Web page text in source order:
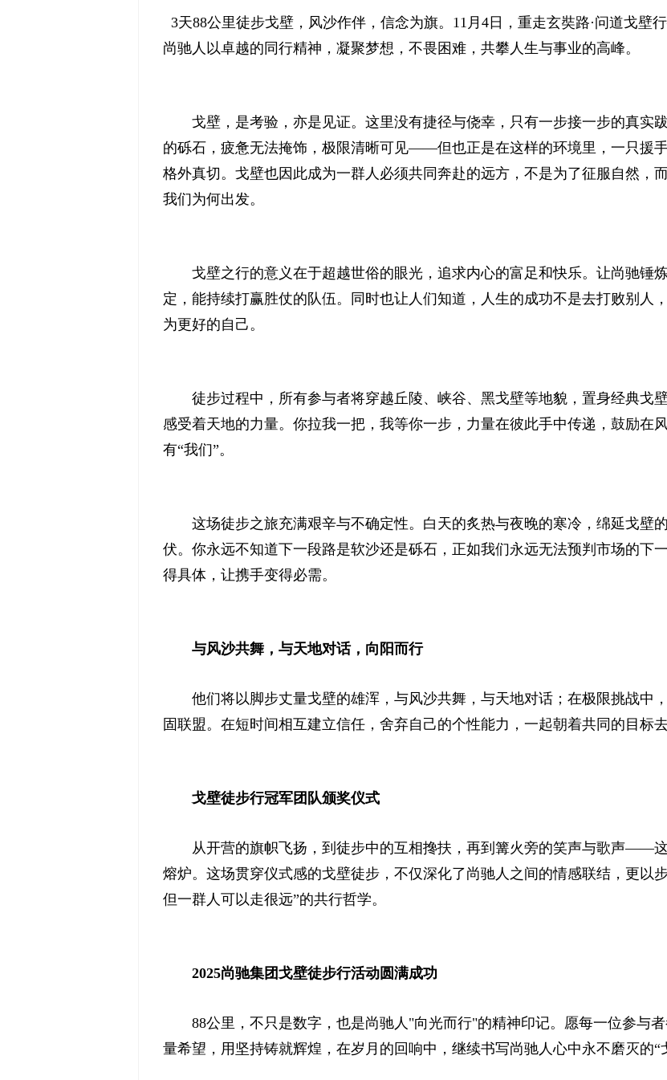
3天88公里徒步戈壁，风沙作伴，信念为旗。11月4日，重走玄奘路·问道戈壁
尚驰人以卓越的同行精神，凝聚梦想，不畏困难，共攀人生与事业的高峰。
戈壁，是考验，亦是见证。这里没有捷径与侥幸，只有一步接一步的真实
的砾石，疲惫无法掩饰，极限清晰可见——但也正是在这样的环境里，一只援
格外真切。戈壁也因此成为一群人必须共同奔赴的远方，不是为了征服自然，
我们为何出发。
戈壁之行的意义在于超越世俗的眼光，追求内心的富足和快乐。让尚驰锤
定，能持续打赢胜仗的队伍。同时也让人们知道，人生的成功不是去打败别人
为更好的自己。
徒步过程中，所有参与者将穿越丘陵、峡谷、黑戈壁等地貌，置身经典戈
感受着天地的力量。你拉我一把，我等你一步，力量在彼此手中传递，鼓励在
有“我们”。
这场徒步之旅充满艰辛与不确定性。白天的炙热与夜晚的寒冷，绵延戈壁
伏。你永远不知道下一段路是软沙还是砾石，正如我们永远无法预判市场的下
得具体，让携手变得必需。
与风沙共舞，与天地对话，向阳而行
他们将以脚步丈量戈壁的雄浑，与风沙共舞，与天地对话；在极限挑战中
固联盟。在短时间相互建立信任，舍弃自己的个性能力，一起朝着共同的目标去
戈壁徒步行冠军团队颁奖仪式
从开营的旗帜飞扬，到徒步中的互相搀扶，再到篝火旁的笑声与歌声——
熔炉。这场贯穿仪式感的戈壁徒步，不仅深化了尚驰人之间的情感联结，更以
但一群人可以走很远”的共行哲学。
2025尚驰集团戈壁徒步行活动圆满成功
88公里，不只是数字，也是尚驰人"向光而行"的精神印记。愿每一位参与
量希望，用坚持铸就辉煌，在岁月的回响中，继续书写尚驰人心中永不磨灭的“